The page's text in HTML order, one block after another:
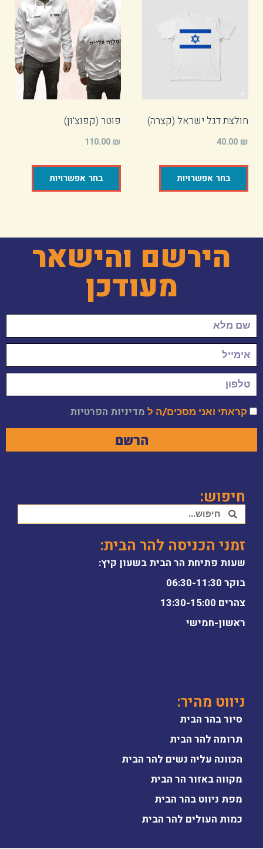
חולצת דגל ישראל (קצרה)
40.00 ₪
בחר אפשרויות
פוטר (קפוצ'ון)
110.00 ₪
בחר אפשרויות
הירשם והישאר
מעודכן
קראתי ואני מסכים/ה ל מדיניות הפרטיות
הרשם
חיפוש:
זמני הכניסה להר הבית:
שעות פתיחת הר הבית בשעון קיץ:
בוקר 06:30-11:30
צהרים 13:30-15:00
ראשון-חמישי
ניווט מהיר:
סיור בהר הבית
תרומה להר הבית
הכוונה עליה נשים להר הבית
מקווה באזור הר הבית
מפת ניווט בהר הבית
כמות העולים להר הבית